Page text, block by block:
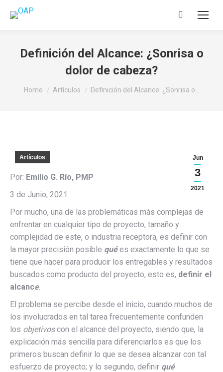
Search:
Definición del Alcance: ¿Sonrisa o
dolor de cabeza?
You are here:
Home Artículos Definición del Alcance: ¿Sonrisa o…
Jun
3
2021
Artículos
Por: Emilio G. Río, PMP
3 de Junio, 2021
Por mucho, una de las problemáticas más complejas de
enfrentar en cualquier tipo de proyecto, tamaño y
complejidad de este, o industria receptora, es definir con
la mayor precisión posible quées exactamente lo que se
tiene que hacer para producir los entregables y resultados
buscados como producto del proyecto, esto es, definir el
alcance.
El problema se percibe desde el inicio, cuando muchos de
los involucrados en tal tarea frecuentemente confunden
los objetivoscon el alcance del proyecto, siendo que, la
explicación más sencilla para diferenciarlos es que los
primeros buscan definir lo que se desea alcanzar con tal
esfuerzo de proyecto; y lo segundo, definir qué